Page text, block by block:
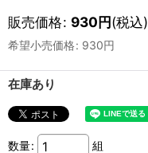
販売価格: 930円(税込)
希望小売価格: 930円
在庫あり
数量: 組